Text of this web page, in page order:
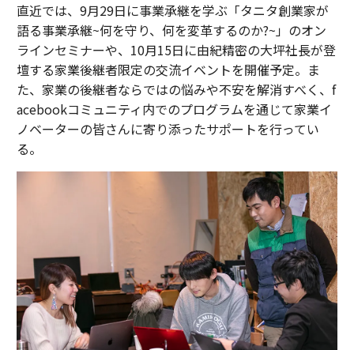
直近では、9月29日に事業承継を学ぶ「タニタ創業家が
語る事業承継~何を守り、何を変革するのか?~」のオン
ラインセミナーや、10月15日に由紀精密の大坪社長が登
壇する家業後継者限定の交流イベントを開催予定。ま
た、家業の後継者ならではの悩みや不安を解消すべく、f
acebookコミュニティ内でのプログラムを通じて家業イ
ノベーターの皆さんに寄り添ったサポートを行ってい
る。